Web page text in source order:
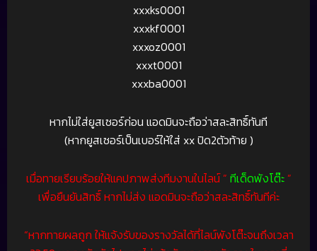
xxxks0001
xxxkf0001
xxxoz0001
xxxt0001
xxxba0001
หากไม่ใส่ยูสเซอร์ก่อน แอดมินจะถือว่าสละสิทธิ์ทันที
(หากยูสเซอร์เป็นเบอร์ให้ใส่ xx ปิด2ตัวท้าย )
เมื่อทายเรียบร้อยให้แคปภาพส่งทีมงานในไลน์ ” ทีเด็ดพังโต๊ะ”
เพื่อยืนยันสิทธิ์ หากไม่ส่ง แอดมินจะถือว่าสละสิทธิ์ทันทีค่ะ
“หากทายผลถูก ให้แจ้งรับของรางวัลได้ที่ไลน์พังโต๊ะจนถึงเวลา